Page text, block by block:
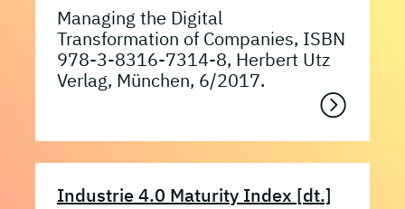
Managing the Digital
Transformation of Companies, ISBN
978-3-8316-7314-8, Herbert Utz
Verlag, München, 6/2017.
Industrie 4.0 Maturity Index [dt.]